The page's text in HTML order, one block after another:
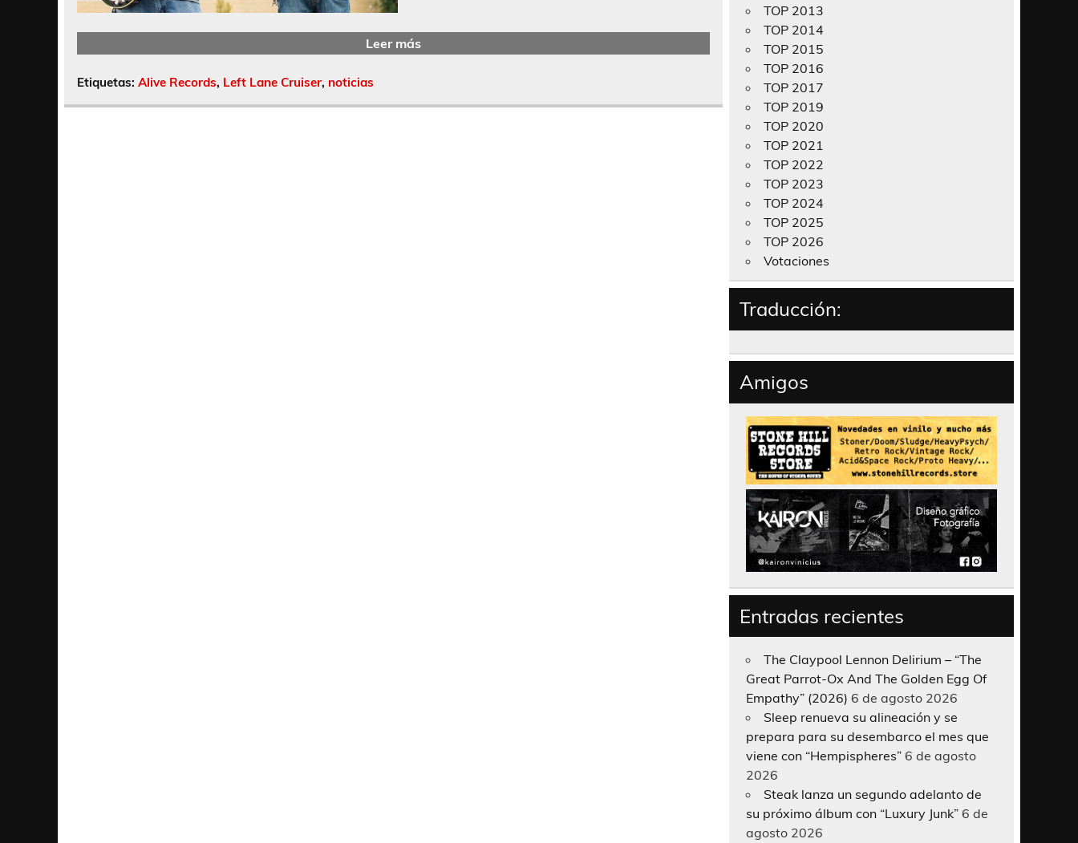
Leer más
Etiquetas: Alive Records, Left Lane Cruiser, noticias
TOP 2013
TOP 2014
TOP 2015
TOP 2016
TOP 2017
TOP 2019
TOP 2020
TOP 2021
TOP 2022
TOP 2023
TOP 2024
TOP 2025
TOP 2026
Votaciones
Traducción:
Amigos
Entradas recientes
The Claypool Lennon Delirium – “The
Great Parrot-Ox And The Golden Egg Of
Empathy” (2026) 6 de agosto 2026
Sleep renueva su alineación y se
prepara para su desembarco el mes que
viene con “Hempispheres” 6 de agosto
2026
Steak lanza un segundo adelanto de
su próximo álbum con “Luxury Junk” 6 de
agosto 2026